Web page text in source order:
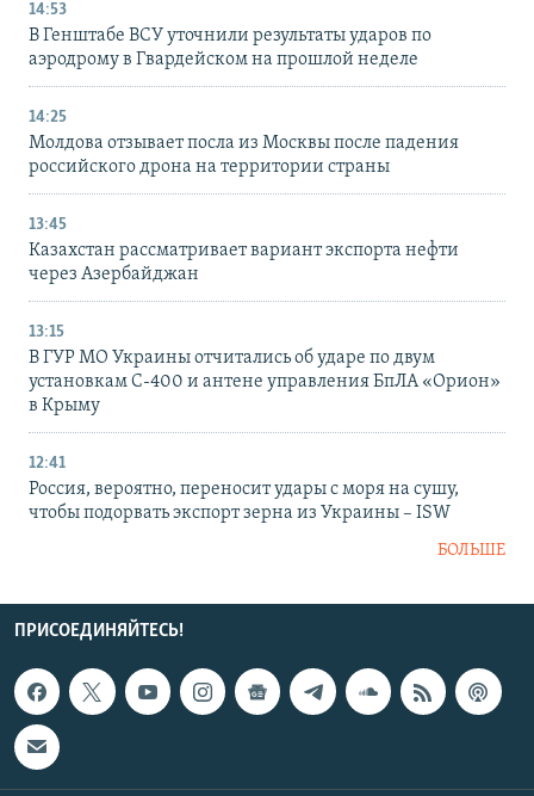
14:53
В Генштабе ВСУ уточнили результаты ударов по
аэродрому в Гвардейском на прошлой неделе
14:25
Молдова отзывает посла из Москвы после падения
российского дрона на территории страны
13:45
Казахстан рассматривает вариант экспорта нефти
через Азербайджан
13:15
В ГУР МО Украины отчитались об ударе по двум
установкам С-400 и антене управления БпЛА «Орион»
в Крыму
12:41
Россия, вероятно, переносит удары с моря на сушу,
чтобы подорвать экспорт зерна из Украины – ISW
БОЛЬШЕ
ПРИСОЕДИНЯЙТЕСЬ!